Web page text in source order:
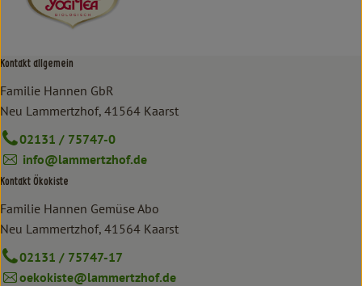
Kontakt allgemein
Familie Hannen GbR
Neu Lammertzhof, 41564 Kaarst
02131 / 75747-0
info@lammertzhof.de
Kontakt Ökokiste
Familie Hannen Gemüse Abo
Neu Lammertzhof, 41564 Kaarst
02131 / 75747-17
oekokiste@lammertzhof.de